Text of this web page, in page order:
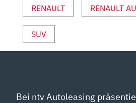
ANZEIGEN
RENAULT RENAULT
SUV
Bei ntv Autoleasing